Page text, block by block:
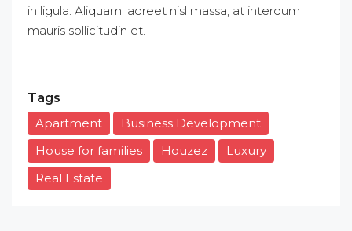
in ligula. Aliquam laoreet nisl massa, at interdum
mauris sollicitudin et.
Tags
Apartment
Business Development
House for families
Houzez
Luxury
Real Estate